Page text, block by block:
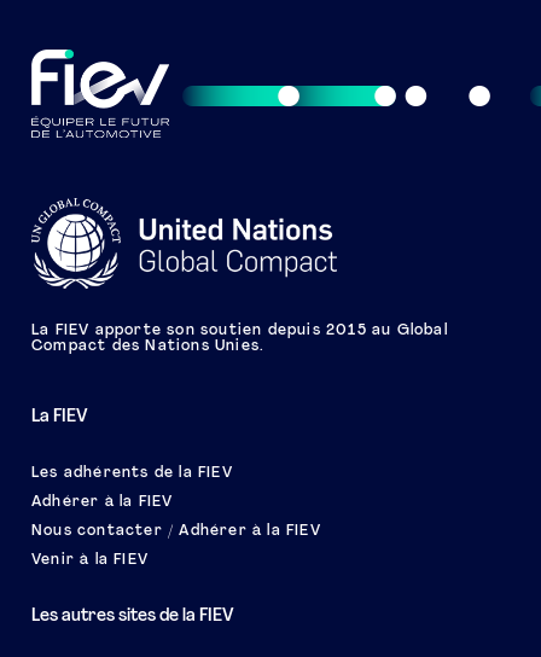
La FIEV
Les adhérents de la FIEV
Adhérer à la FIEV
Nous contacter / Adhérer à la FIEV
Venir à la FIEV
Les autres sites de la FIEV
La FIEV apporte son soutien depuis 2015 au Global
Compact des Nations Unies.